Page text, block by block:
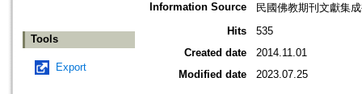
Tools
Export
Information Source
民國佛教期刊文獻集
Hits
535
Created date
2014.11.01
Modified date
2023.07.25